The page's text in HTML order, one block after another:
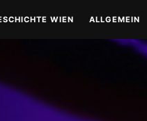
WIEN
UM WIEN
TAGE
ALLGEMEIN